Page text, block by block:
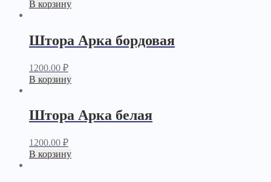
В корзину
Штора Арка бордовая
1200.00 ₽
В корзину
Штора Арка белая
1200.00 ₽
В корзину